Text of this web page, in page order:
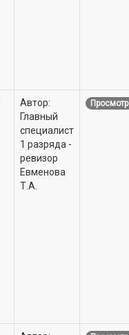
Автор:
Главный
специалист
1 разряда -
ревизор
Евменова
Т.А.